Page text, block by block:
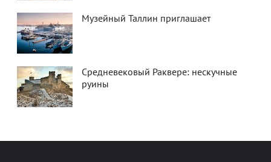
Музейный Таллин приглашает
Средневековый Раквере: нескучные
руины